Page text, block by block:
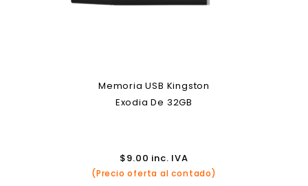
Memoria USB Kingston
Exodia De 32GB
$9.00 inc. IVA
(Precio oferta al contado)